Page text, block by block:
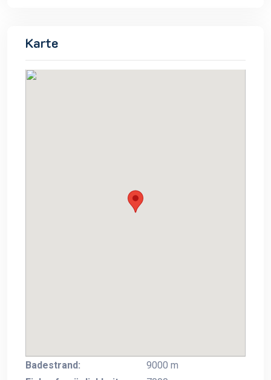
Karte
Badestrand:
9000 m